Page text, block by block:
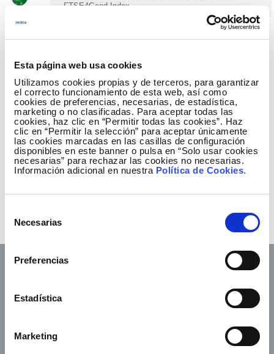
Esta página web usa cookies
Utilizamos cookies propias y de terceros, para garantizar
el correcto funcionamiento de esta web, así como
cookies de preferencias, necesarias, de estadística,
marketing o no clasificadas. Para aceptar todas las
cookies, haz clic en “Permitir todas las cookies”. Haz
clic en “Permitir la selección” para aceptar únicamente
las cookies marcadas en las casillas de configuración
disponibles en este banner o pulsa en “Solo usar cookies
necesarias” para rechazar las cookies no necesarias.
Información adicional en nuestra Política de Cookies.
Necesarias
Preferencias
Estadística
Marketing
FTSE4Good Index.
The level of performance of Red Eléctrica in
the field of corporate responsibility and
sustainability are subjected to continuous
analysis and assessment whose results are
used by socially responsible investors in
building their investment portfolios.
Subscribe to 'Daily Redeia'!
Jobs